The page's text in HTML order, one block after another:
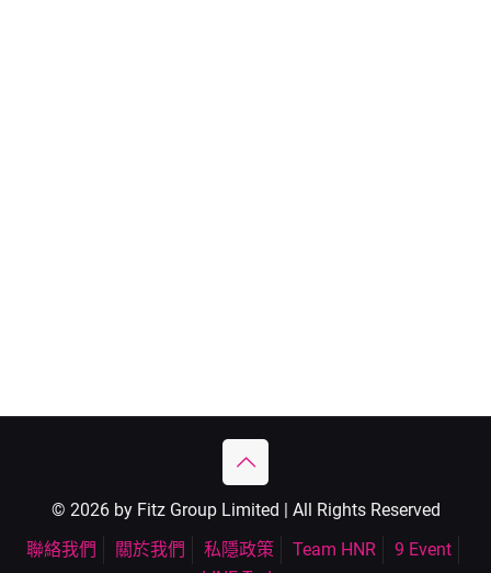
© 2026 by Fitz Group Limited | All Rights Reserved
聯絡我們
關於我們 私隱政策 Team HNR
9 Event